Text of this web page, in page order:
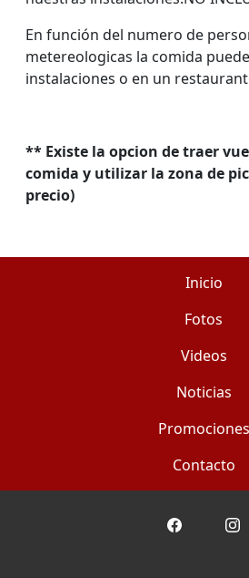
En función del numero de
metereologicas la comida
instalaciones o en un
** Existe la opcion de traer
comida y utilizar la zona de
precio)
Inicio
Fotos
Videos
Noticias
Promociones
Contacto